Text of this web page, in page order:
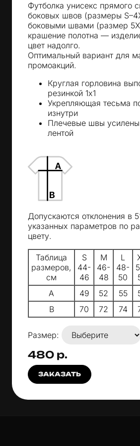
Футболка унисекс прямого
боковых швов (размеры
боковыми швами (размер
крашение полотна —
цвет надолго.
Оптимальный вариант для
промоакций.
Круглая горловина
резинкой 1х1
Укрепляющая тесьма
изнутри
Плечевые швы усилены
лентой
Допускаются отклонения в
указанных параметров по
цвету.
Таблица
размеров,
см
S
44-
46
M
46-
48
L
48-
50
A
49 52 55
B
70 72 74
Размер:
480 р.
ЗАКАЗАТЬ